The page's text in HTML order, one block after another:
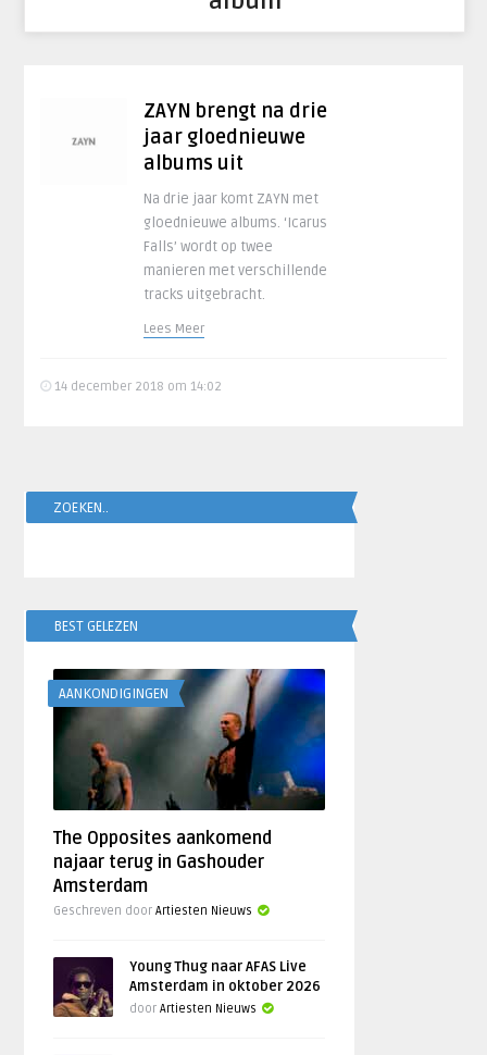
ZAYN brengt na drie
jaar gloednieuwe
albums uit
Na drie jaar komt ZAYN met
gloednieuwe albums. ‘Icarus
Falls’ wordt op twee
manieren met verschillende
tracks uitgebracht.
Lees Meer
14 december 2018 om 14:02
ZOEKEN..
BEST GELEZEN
AANKONDIGINGEN
The Opposites aankomend
najaar terug in Gashouder
Amsterdam
Geschreven doorArtiesten Nieuws
Young Thug naar AFAS Live
Amsterdam in oktober 2026
doorArtiesten Nieuws